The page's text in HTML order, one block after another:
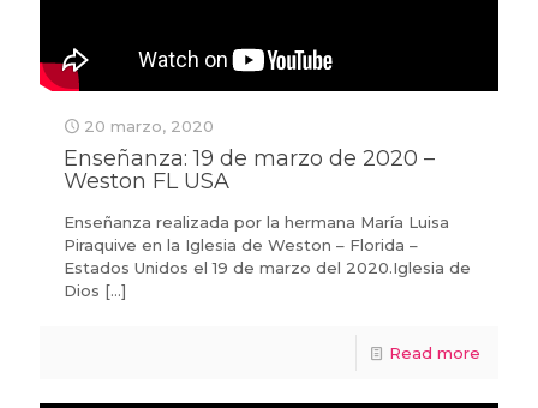
20 marzo, 2020
Enseñanza: 19 de marzo de 2020 –
Weston FL USA
Enseñanza realizada por la hermana María Luisa
Piraquive en la Iglesia de Weston – Florida –
Estados Unidos el 19 de marzo del 2020.Iglesia de
Dios […]
Read more